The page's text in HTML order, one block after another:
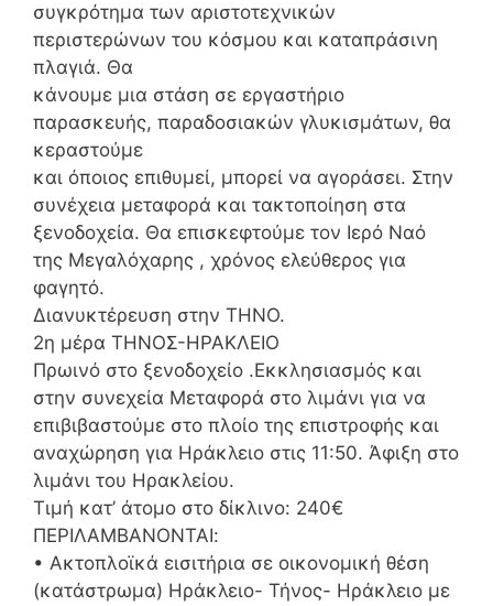
συγκρότημα των αριστοτεχνικών
περιστερώνων του κόσμου και καταπράσινη
πλαγιά. Θα
κάνουμε μια στάση σε εργαστήριο
παρασκευής, παραδοσιακών γλυκισμάτων, θα
κεραστούμε
και όποιος επιθυμεί, μπορεί να αγοράσει. Στην
συνέχεια μεταφορά και τακτοποίηση στα
ξενοδοχεία. Θα επισκεφτούμε τον Ιερό Ναό
της Μεγαλόχαρης , χρόνος ελεύθερος για
φαγητό.
Διανυκτέρευση στην ΤΗΝΟ.
2η μέρα ΤΗΝΟΣ-ΗΡΑΚΛΕΙΟ
Πρωινό στο ξενοδοχείο .Εκκλησιασμός και
στην συνεχεία Μεταφορά στο λιμάνι για να
επιβιβαστούμε στο πλοίο της επιστροφής και
αναχώρηση για Ηράκλειο στις 11:50. Άφιξη στο
λιμάνι του Ηρακλείου.
Τιμή κατ’ άτομο στο δίκλινο: 240€
ΠΕΡΙΛΑΜΒΑΝΟΝΤΑΙ:
• Ακτοπλοϊκά εισιτήρια σε οικονομική θέση
(κατάστρωμα) Ηράκλειο- Τήνος- Ηράκλειο με